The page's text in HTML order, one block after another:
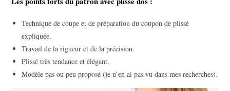
Technique de coupe et de préparation du coupon de plissé
expliquée.
Travail de la rigueur et de la précision.
Plissé très tendance et élégant.
Modèle pas ou peu proposé (je n’en ai pas vu dans mes recherches).